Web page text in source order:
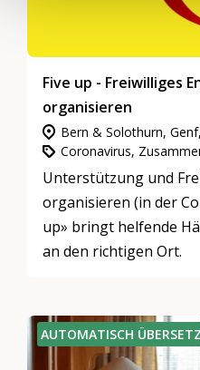
Five up - Freiwilliges
organisieren
Unterstützung und
organisieren (in der
up» bringt helfende
an den richtigen Ort.
AUTOMATISCH